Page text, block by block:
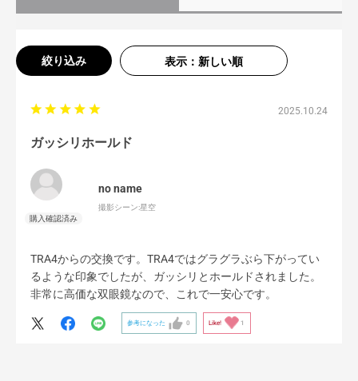
絞り込み 表示：新しい順
2025.10.24
ガッシリホールド
no name
撮影シーン:星空
TRA4からの交換です。TRA4ではグラグラぶら下がってい
るような印象でしたが、ガッシリとホールドされました。
非常に高価な双眼鏡なので、これで一安心です。
参考になった 0 Like! 1